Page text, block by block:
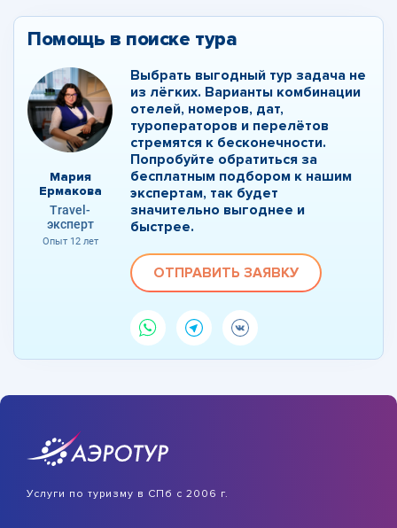
Помощь в поиске тура
Мария
Ермакова
Travel-
эксперт
Опыт 12 лет
Выбрать выгодный тур задача не
из лёгких. Варианты комбинации
отелей, номеров, дат,
туроператоров и перелётов
стремятся к бесконечности.
Попробуйте обратиться за
бесплатным подбором к нашим
экспертам, так будет
значительно выгоднее и
быстрее.
ОТПРАВИТЬ ЗАЯВКУ
Услуги по туризму в СПб с 2006 г.